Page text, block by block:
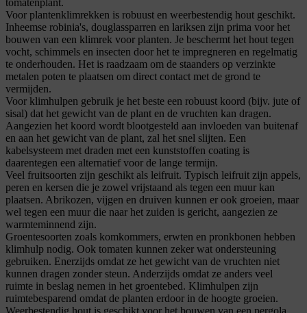
tomatenplant.
Voor plantenklimrekken is robuust en weerbestendig hout geschikt.
Inheemse robinia's, douglassparren en lariksen zijn prima voor het
bouwen van een klimrek voor planten. Je beschermt het hout tegen
vocht, schimmels en insecten door het te impregneren en regelmatig
te onderhouden. Het is raadzaam om de staanders op verzinkte
metalen poten te plaatsen om direct contact met de grond te
vermijden.
Voor klimhulpen gebruik je het beste een robuust koord (bijv. jute of
sisal) dat het gewicht van de plant en de vruchten kan dragen.
Aangezien het koord wordt blootgesteld aan invloeden van buitenaf
en aan het gewicht van de plant, zal het snel slijten. Een
kabelsysteem met draden met een kunststoffen coating is
daarentegen een alternatief voor de lange termijn.
Veel fruitsoorten zijn geschikt als leifruit. Typisch leifruit zijn appels,
peren en kersen die je zowel vrijstaand als tegen een muur kan
plaatsen. Abrikozen, vijgen en druiven kunnen er ook groeien, maar
wel tegen een muur die naar het zuiden is gericht, aangezien ze
warmteminnend zijn.
Groentesoorten zoals komkommers, erwten en pronkbonen hebben
klimhulp nodig. Ook tomaten kunnen zeker wat ondersteuning
gebruiken. Enerzijds omdat ze het gewicht van de vruchten niet
kunnen dragen zonder steun. Anderzijds omdat ze anders veel
ruimte in beslag nemen in het groentebed. Klimhulpen zijn
ruimtebesparend omdat de planten erdoor in de hoogte groeien.
Weerbestendig hout is geschikt voor het bouwen van een pergola.